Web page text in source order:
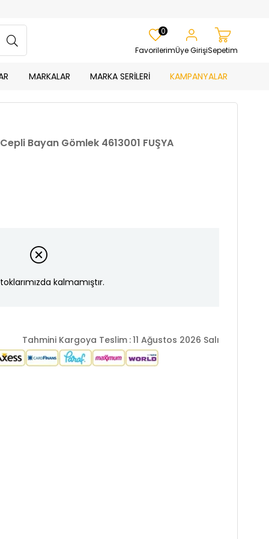
Favorilerim
0
Üye GirişiSepetim
MARKALAR MARKA SERİLERİ KAMPANYALAR
Bayan Gömlek 4613001 FUŞYA
kalmamıştır.
Tahmini Kargoya Teslim :11 Ağustos 2026 Salı